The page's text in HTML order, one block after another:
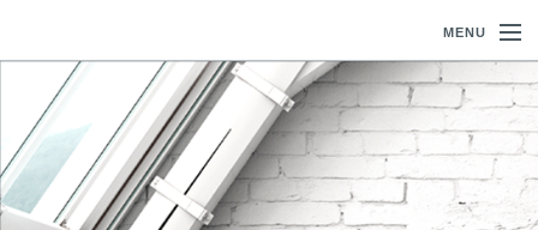
MENU
ACCUEIL
PRODUITS
DOCUMENTATIONS